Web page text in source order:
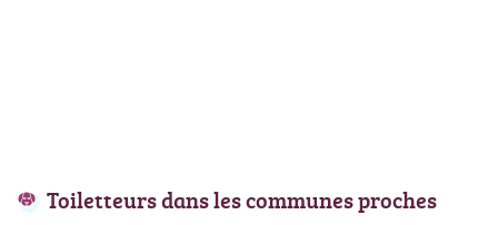
Toiletteurs dans les communes proches